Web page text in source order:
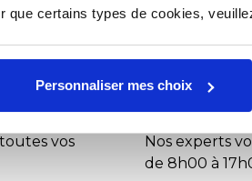
que certains types de cookies,
Personnaliser mes choix
vos
Nos experts
de 8h00 à